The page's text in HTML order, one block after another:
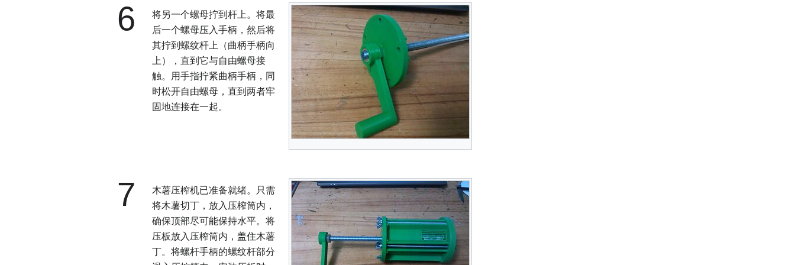
6
将另一个螺母拧到杆上。将最
后一个螺母压入手柄，然后将
其拧到螺纹杆上（曲柄手柄向
上），直到它与自由螺母接
触。用手指拧紧曲柄手柄，同
时松开自由螺母，直到两者牢
固地连接在一起。
7
木薯压榨机已准备就绪。只需
将木薯切丁，放入压榨筒内，
确保顶部尽可能保持水平。将
压板放入压榨筒内，盖住木薯
丁。将螺杆手柄的螺纹杆部分